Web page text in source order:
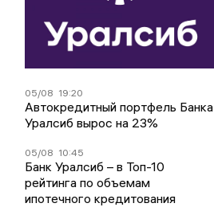
05/08 19:20
Автокредитный портфель Банка
Уралсиб вырос на 23%
05/08 10:45
Банк Уралсиб – в Топ-10
рейтинга по объемам
ипотечного кредитования